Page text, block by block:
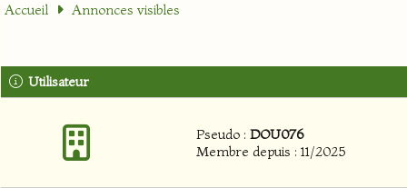
Accueil Annonces visibles
Utilisateur
Pseudo : DOU076
Membre depuis : 11/2025